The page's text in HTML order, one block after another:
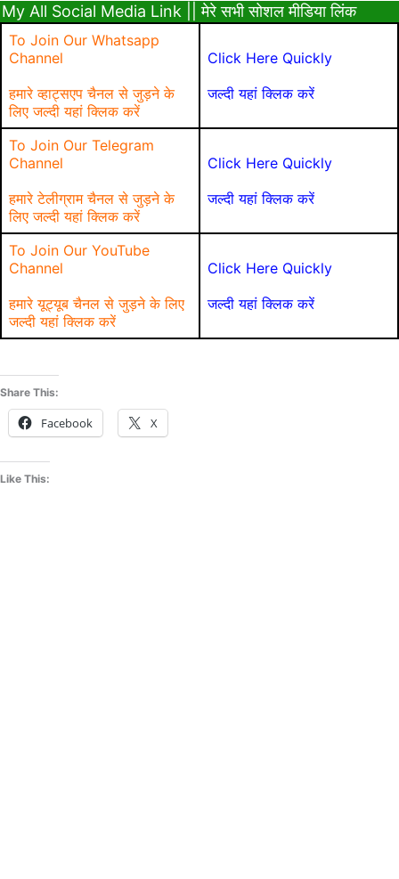
My All Social Media Link || मेरे सभी सोशल मीडिया लिंक
To Join Our Whatsapp
Channel
हमारे व्हाट्सएप चैनल से जुड़ने के
लिए जल्दी यहां क्लिक करें
Click Here Quickly
जल्दी यहां क्लिक करें
To Join Our Telegram
Channel
हमारे टेलीग्राम चैनल से जुड़ने के
लिए जल्दी यहां क्लिक करें
Click Here Quickly
जल्दी यहां क्लिक करें
To Join Our YouTube
Channel
हमारे यूट्यूब चैनल से जुड़ने के लिए
जल्दी यहां क्लिक करें
Click Here Quickly
जल्दी यहां क्लिक करें
Share This:
Facebook X
Like This: